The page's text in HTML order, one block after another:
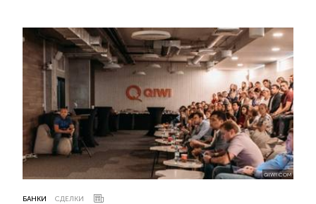
QIWI.COM
БАНКИ СДЕЛКИ